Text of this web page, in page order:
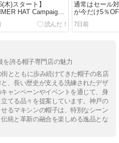
木)スタート】
HAT Campaign
開催！紫外線対策も
通常はセール
が今だけ5％
ナルロゴ入り
グをプレゼント
7日前
を誇る帽子専門店の魅力
とともに歩み続けてきた帽子の名店
、長い歴史が支える洗練されたデザ
ャンペーンやイベントを通じて、身
てる品々を提案しています。神戸の
るマキシンの帽子は、特別なシーン
統と革新の融合を楽しめる逸品とな